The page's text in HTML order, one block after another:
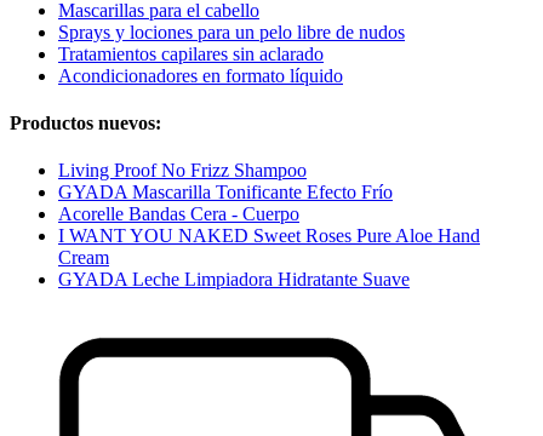
Mascarillas para el cabello
Sprays y lociones para un pelo libre de nudos
Tratamientos capilares sin aclarado
Acondicionadores en formato líquido
Productos nuevos:
Living Proof No Frizz Shampoo
GYADA Mascarilla Tonificante Efecto Frío
Acorelle Bandas Cera - Cuerpo
I WANT YOU NAKED Sweet Roses Pure Aloe Hand
Cream
GYADA Leche Limpiadora Hidratante Suave